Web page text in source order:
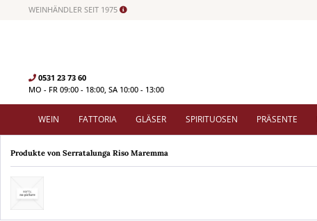
WEINHÄNDLER SEIT 1975
0531 23 73 60
MO - FR 09:00 - 18:00, SA 10:00 - 13:00
WEIN FATTORIA GLÄSER SPIRITUOSEN PRÄSENTE
Produkte von Serratalunga Riso Maremma